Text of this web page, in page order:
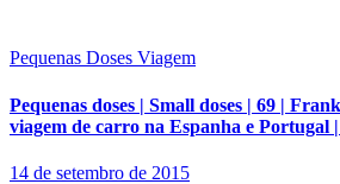
Pequenas Doses Viagem
Pequenas doses | Small doses | 69 |
viagem de carro na Espanha e Portugal
14 de setembro de 2015